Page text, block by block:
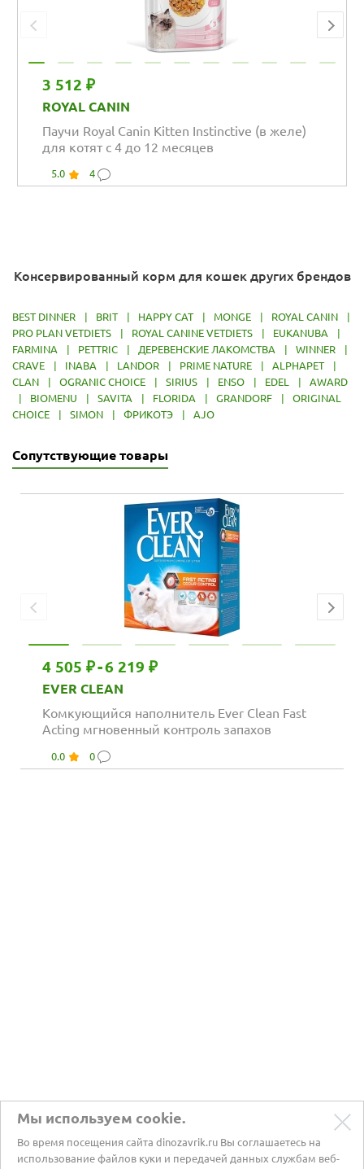
3 512 ₽
ROYAL CANIN
Паучи Royal Canin Kitten Instinctive (в желе)
для котят с 4 до 12 месяцев
5.0 4
Консервированный корм для кошек других брендов
BEST DINNER BRIT HAPPY CAT MONGE ROYAL CANIN
PRO PLAN VETDIETS
ROYAL CANINE VETDIETS EUKANUBA
FARMINA
PETTRIC ДЕРЕВЕНСКИЕ ЛАКОМСТВА WINNER
CRAVE
INABA LANDOR PRIME NATURE ALPHAPET
CLAN
OGRANIC CHOICE SIRIUS ENSO EDEL
AWARD
BIOMENU SAVITA FLORIDA GRANDORF
ORIGINAL
CHOICE
SIMON ФРИКОТЭ AJO
Сопутствующие товары
4 505 ₽-6 219 ₽
EVER CLEAN
Комкующийся наполнитель Ever Clean Fast
Acting мгновенный контроль запахов
0.0 0
Мы используем cookie.
Во время посещения сайта dinozavrik.ru Вы соглашаетесь на
использование файлов куки и передачей данных службам веб-